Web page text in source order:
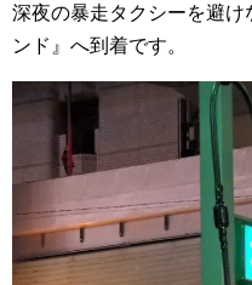
深夜の暴走タクシーを避
ンド』へ到着です。